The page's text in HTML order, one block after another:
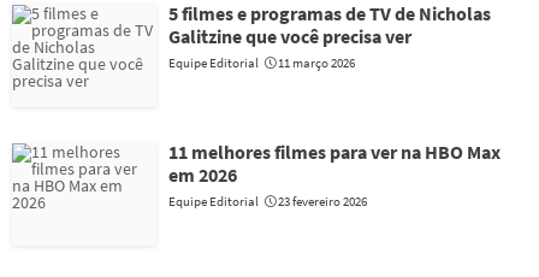
5 filmes e programas de TV de Nicholas
Galitzine que você precisa ver
Equipe Editorial 11 março 2026
11 melhores filmes para ver na HBO Max
em 2026
Equipe Editorial 23 fevereiro 2026